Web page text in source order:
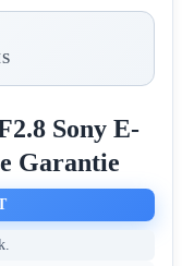
Sony E-
Garantie